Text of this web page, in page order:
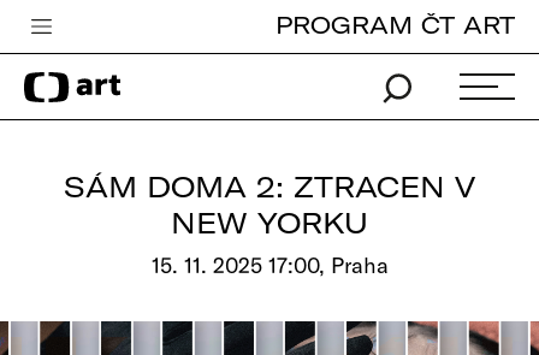
Česká televize
Zpravodajství
PROGRAM ČT ART
SÁM DOMA 2: ZTRACEN V
NEW YORKU
15. 11. 2025 17:00, Praha